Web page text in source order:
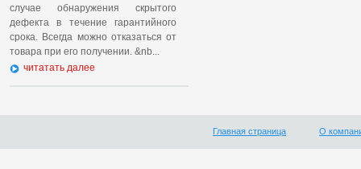
случае обнаружения скрытого
дефекта в течение гарантийного
срока. Всегда можно отказаться от
товара при его получении. &nb...
читатать далее
Главная страница О